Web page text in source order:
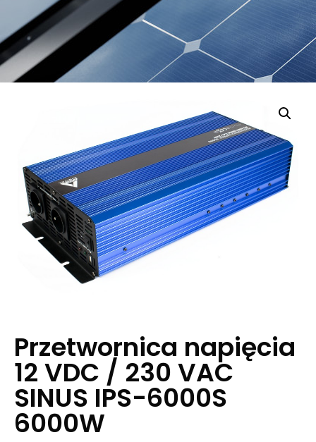
Przetwornica napięcia
12 VDC / 230 VAC
SINUS IPS-6000S
6000W